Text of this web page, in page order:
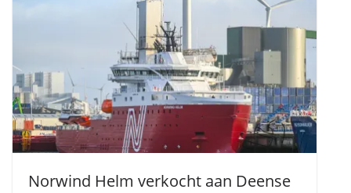
Norwind Helm verkocht aan Deense